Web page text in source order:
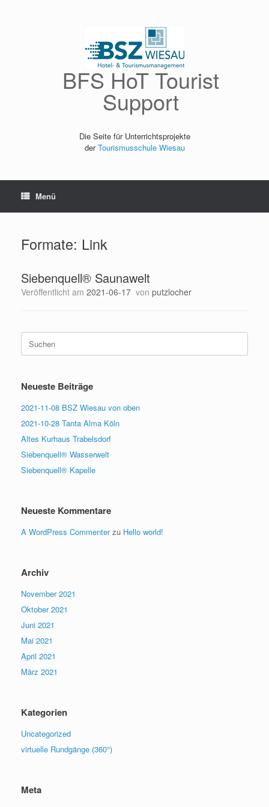
BFS HoT Tourist
Support
Die Seite für Unterrichtsprojekte
derTourismusschule Wiesau
Menü
Formate: Link
Siebenquell® Saunawelt
Veröffentlicht am 2021-06-17 von putzlocher
Suchen
nach:
Neueste Beiträge
2021-11-08 BSZ Wiesau von oben
2021-10-28 Tanta Alma Köln
Altes Kurhaus Trabelsdorf
Siebenquell® Wasserwelt
Siebenquell® Kapelle
Neueste Kommentare
A WordPress Commenterzu Hello world!
Archiv
November 2021
Oktober 2021
Juni 2021
Mai 2021
April 2021
März 2021
Kategorien
Uncategorized
virtuelle Rundgänge (360°)
Meta